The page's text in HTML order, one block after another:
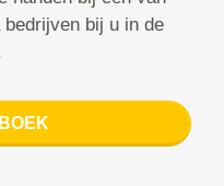
bij u in de